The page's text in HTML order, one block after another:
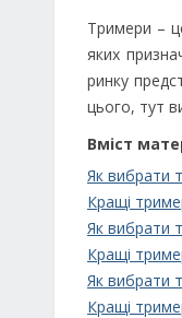
Тримери –
яких
ринку
цього, тут
Вміст
Як вибрати
Кращі
Як вибрати
Кращі
Як вибрати
Кращі